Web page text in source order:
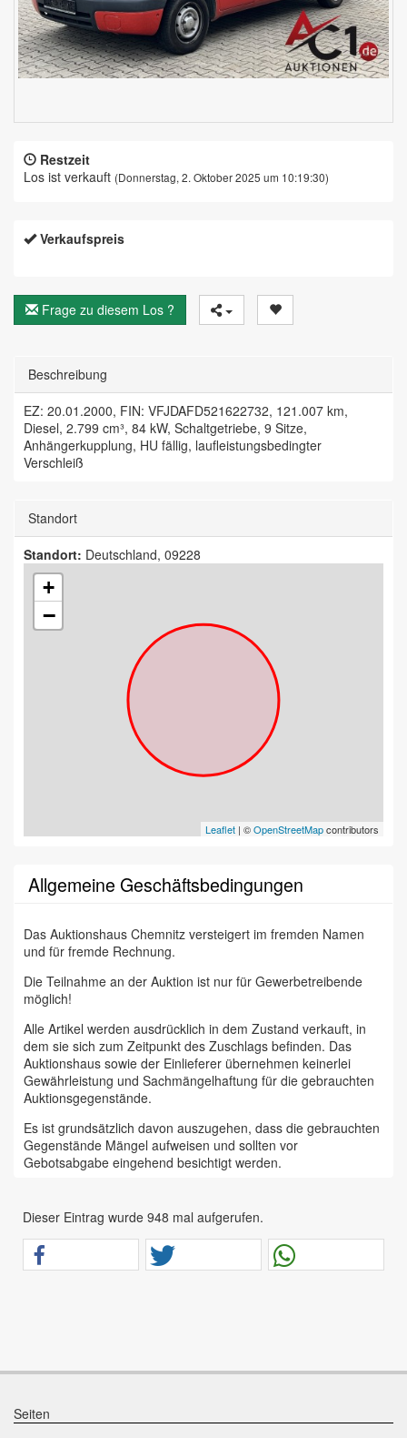
Restzeit
Los ist verkauft (Donnerstag, 2. Oktober 2025 um 10:19:30)
Verkaufspreis
Frage zu diesem Los ?
Beschreibung
EZ: 20.01.2000, FIN: VFJDAFD521622732, 121.007 km,
Diesel, 2.799 cm³, 84 kW, Schaltgetriebe, 9 Sitze,
Anhängerkupplung, HU fällig, laufleistungsbedingter
Verschleiß
Standort
Standort: Deutschland, 09228
+
−
Leaflet | ©OpenStreetMapcontributors
Allgemeine Geschäftsbedingungen
Das Auktionshaus Chemnitz versteigert im fremden Namen
und für fremde Rechnung.
Die Teilnahme an der Auktion ist nur für Gewerbetreibende
möglich!
Alle Artikel werden ausdrücklich in dem Zustand verkauft, in
dem sie sich zum Zeitpunkt des Zuschlags befinden. Das
Auktionshaus sowie der Einlieferer übernehmen keinerlei
Gewährleistung und Sachmängelhaftung für die gebrauchten
Auktionsgegenstände.
Es ist grundsätzlich davon auszugehen, dass die gebrauchten
Gegenstände Mängel aufweisen und sollten vor
Gebotsabgabe eingehend besichtigt werden.
dass sämtliche zum Verkauf stehende Artikel ungeprüft sind.
Bei allen zum Verkauf stehenden Fahrzeugen und Maschinen
ist davon auszugehen, dass diese bereits einen nicht
unerheblichen Vorschaden erlitten haben.
Wir weisen eindringlich darauf hin, dass Gebote nur
einverstanden sind und diese bedingungslos akzeptieren.
Dieser Eintrag wurde 948 mal aufgerufen.
Seiten